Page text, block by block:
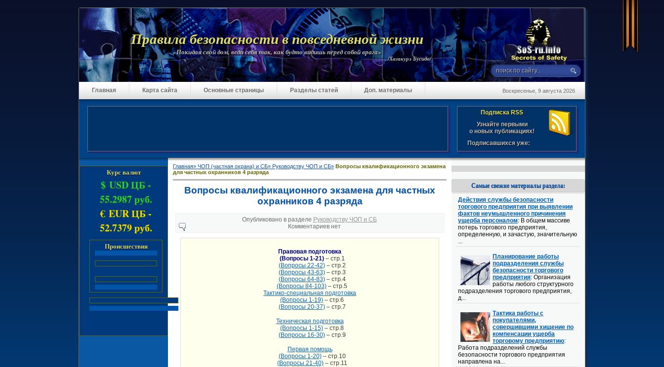
Подписка RSS
Узнайте первыми
о новых публикациях!
Подписавшихся уже:
Главная» ЧОП (частная охрана) и СБ» Руководству ЧОП и СБ» Вопросы квалификационного экзамена
для частных охранников 4 разряда
Вопросы квалификационного экзамена для частных
охранников 4 разряда
Опубликовано в разделе Руководству ЧОП и СБ
Комментариев нет
Правовая подготовка
(Вопросы 1-21)– стр.1
(Вопросы 22-42)– стр.2
(Вопросы 43-63)– стр.3
(Вопросы 64-83)– стр.4
(Вопросы 84-103) – стр.5
Тактико-специальная подготовка
(Вопросы 1-19) – стр.6
(Вопросы 20-37)– стр.7
Техническая подготовка
(Вопросы 1-15) – стр.8
(Вопросы 16-30)– стр.9
Первая помощь
(Вопросы 1-20)– стр.10
(Вопросы 21-40)– стр.11
Курс валют
$ USD ЦБ -
55.2987 руб.
€ EUR ЦБ -
52.7379 руб.
Происшествия
Самые свежие материалы раздела:
Действия службы безопасности
торгового предприятия при выявлении
фактов неумышленного причинения
ущерба персоналом: В общем массиве
потерь торгового предприятия,
определенную, и зачастую, значительную
...
Планирование работы
подразделения службы
безопасности торгового
предприятия: Организация
работы любого структурного
подразделения торгового предприятия,
д...
Тактика работы с
покупателями,
совершившими хищение по
компенсации ущерба
торговому предприятию:
Работа подразделений службы
безопасности торгового предприятия
направлена на...
Правила безопасности в повседневной жизни
«Покидая свой дом, веди себя так, как будто видишь перед собой врага»
/Хагакурэ Бусидо/
Главная Карта сайта Основные страницы Разделы статей Доп. материалы Воскресенье, 9 августа 2026